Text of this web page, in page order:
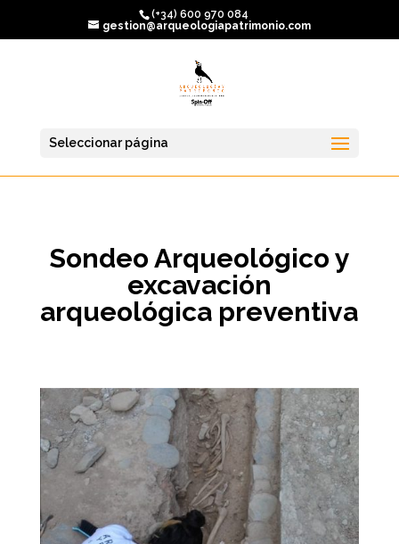
(+34) 600 970 084
gestion@arqueologiapatrimonio.com
Seleccionar página
Sondeo Arqueológico y
excavación
arqueológica preventiva